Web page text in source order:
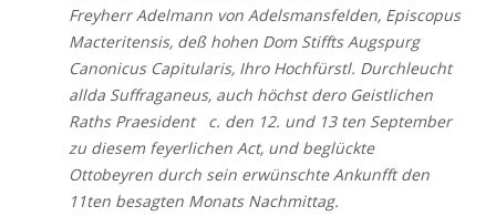
Freyherr Adelmann von Adelsmansfelden, Episcopus
Macteritensis, deß hohen Dom Stiffts Augspurg
Canonicus Capitularis, Ihro Hochfürstl. Durchleucht
allda Suffraganeus, auch höchst dero Geistlichen
Raths Praesident c. den 12. und 13 ten September
zu diesem feyerlichen Act, und beglückte
Ottobeyren durch sein erwünschte Ankunfft den
11ten besagten Monats Nachmittag.